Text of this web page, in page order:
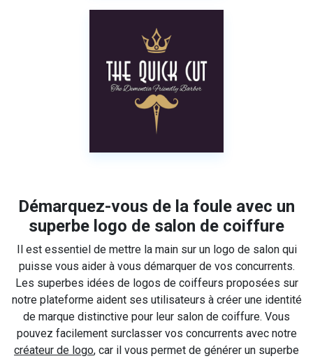
Démarquez-vous de la foule avec un
superbe logo de salon de coiffure
Il est essentiel de mettre la main sur un logo de salon qui
puisse vous aider à vous démarquer de vos concurrents.
Les superbes idées de logos de coiffeurs proposées sur
notre plateforme aident ses utilisateurs à créer une identité
de marque distinctive pour leur salon de coiffure. Vous
pouvez facilement surclasser vos concurrents avec notre
créateur de logo, car il vous permet de générer un superbe